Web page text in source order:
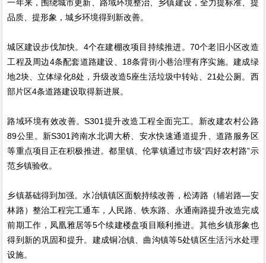
一年来，围绕城市更新、路域环境整治、乡镇建设，全力提标准、提
品质、提形象，城乡环境得到新改善。
城区建设步伐加快。4个在建棚改项目持续推进。70个老旧小区改造
工程及周边4条配套道路建设、18条背街小巷治理有序实施。建成绿
地2块、立体绿化8处，升级改造5座生活垃圾中转站、21处公厕。西
部片区4条道路建设取得新进展。
路域环境有效改善。S301提升改造工程全面完工。新改建农村公路
89公里。新S301跨南水北调大桥、安水快速通道提升、道路服务区
等重点项目正在积极推进。都里镇、伦掌镇通过市级“四好农村路”示
范乡镇验收。
乡镇基础得到加强。水冶镇镇区面貌持续改善，松涛路（辅岩路—安
林路）整治工程完工通车，人民路、铁东路、永通南路提升改造完成
前期工作，凤凰雅居等5个续建楼盘项目顺利推进。其他乡镇形象也
得到新的巩固和提升。建成铜冶镇、曲沟镇等5处镇区生活污水处理
设施。